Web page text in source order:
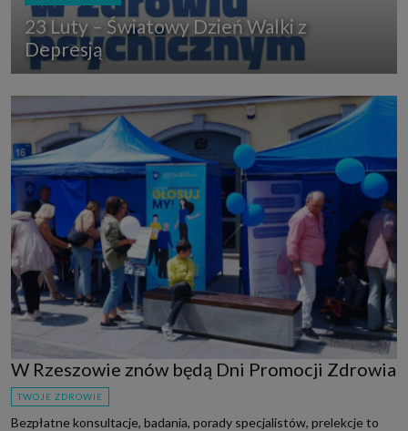
23 Luty – Światowy Dzień Walki z
Depresją
W Rzeszowie znów będą Dni Promocji Zdrowia
TWOJE ZDROWIE
Bezpłatne konsultacje, badania, porady specjalistów, prelekcje to